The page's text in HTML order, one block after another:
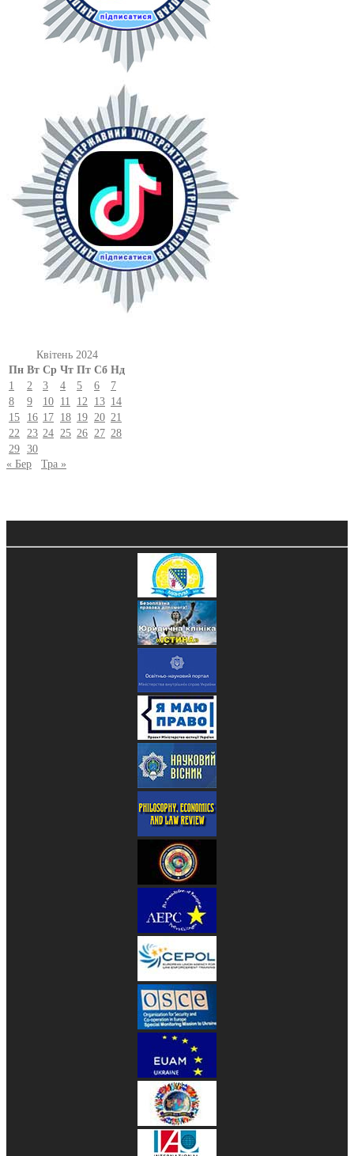
Квітень 2024
Пн Вт Ср Чт Пт Сб Нд
1
2 3 4 5 6
7
8
9 10 11 12 13 14
15
16 17 18 19 20 21
22 23 24 25 26 27 28
29 30
« Бер
Тра »